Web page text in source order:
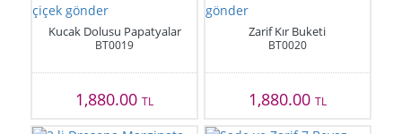
Kucak Dolusu Papatyalar
BT0019
1,880.00TL
Zarif Kır Buketi
BT0020
1,880.00 TL